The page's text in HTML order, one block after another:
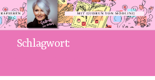
Schlagwort: